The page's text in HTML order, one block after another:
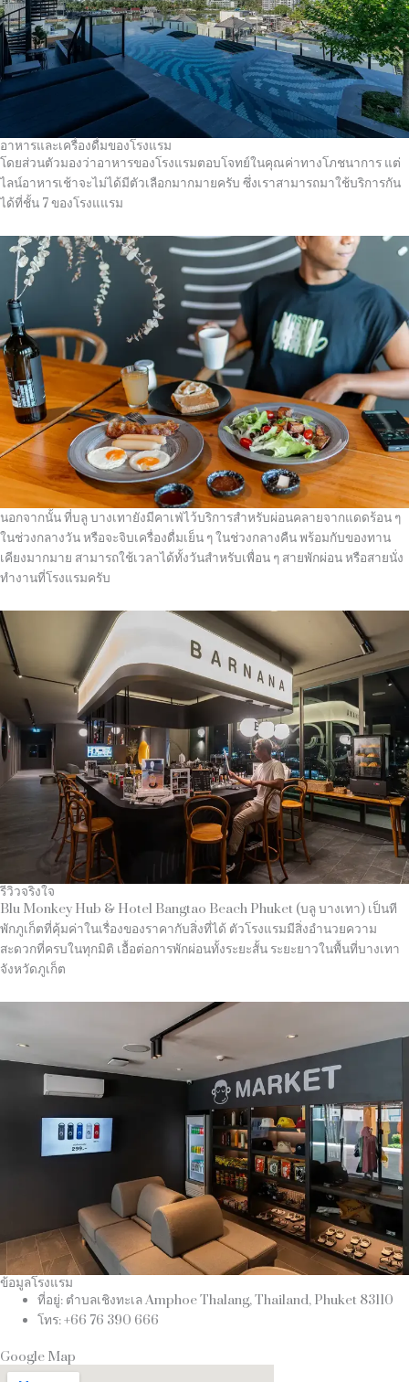
อาหารและเครื่องดื่มของโรงแรม
โดยส่วนตัวมองว่าอาหารของโรงแรมตอบโจทย์ในคุณค่าทางโภชนาการ แต่
ไลน์อาหารเช้าจะไม่ได้มีตัวเลือกมากมายครับ ซึ่งเราสามารถมาใช้บริการกัน
ได้ที่ชั้น 7 ของโรงแแรม
นอกจากนั้น ที่บลู บางเทายังมีคาเฟ่ไว้บริการสำหรับผ่อนคลายจากแดดร้อน ๆ
ในช่วงกลางวัน หรือจะจิบเครื่องดื่มเย็น ๆ ในช่วงกลางคืน พร้อมกับของทาน
เคียงมากมาย สามารถใช้เวลาได้ทั้งวันสำหรับเพื่อน ๆ สายพักผ่อน หรือสายนั่ง
ทำงานที่โรงแรมครับ
รีวิวจริงใจ
Blu Monkey Hub & Hotel Bangtao Beach Phuket (บลู บางเทา) เป็นที
พักภูเก็ตที่คุ้มค่าในเรื่องของราคากับสิ่งที่ได้ ตัวโรงแรมมีสิ่งอำนวยความ
สะดวกที่ครบในทุกมิติ เอื้อต่อการพักผ่อนทั้งระยะสั้น ระยะยาวในพื้นที่บางเทา
จังหวัดภูเก็ต
ข้อมูลโรงแรม
ที่อยู่: ตำบลเชิงทะเล Amphoe Thalang, Thailand, Phuket 83110
โทร: +66 76 390 666
Google Map